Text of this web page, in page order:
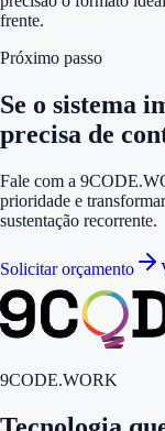
frente.
Próximo passo
Se o sistema
precisa de
Fale com a
prioridade e
sustentação recorrente.
Solicitar orçamento
9CODE.WORK